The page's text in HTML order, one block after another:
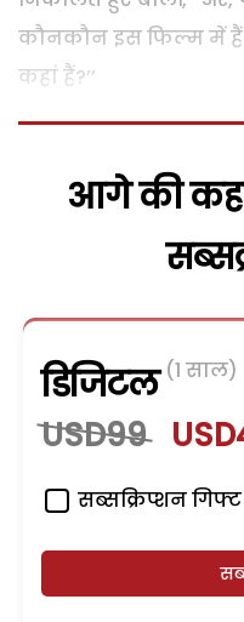
कौनकौन इस फिल्म में
कहां हैं?’’
आगे की
डिजिटल (1 साल)
USD99
सब्सक्रिप्शन